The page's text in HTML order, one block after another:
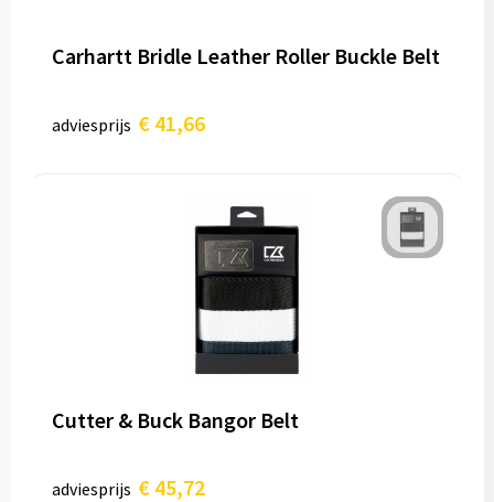
Carhartt Bridle Leather Roller Buckle Belt
adviesprijs € 41,66
Cutter & Buck Bangor Belt
adviesprijs € 45,72